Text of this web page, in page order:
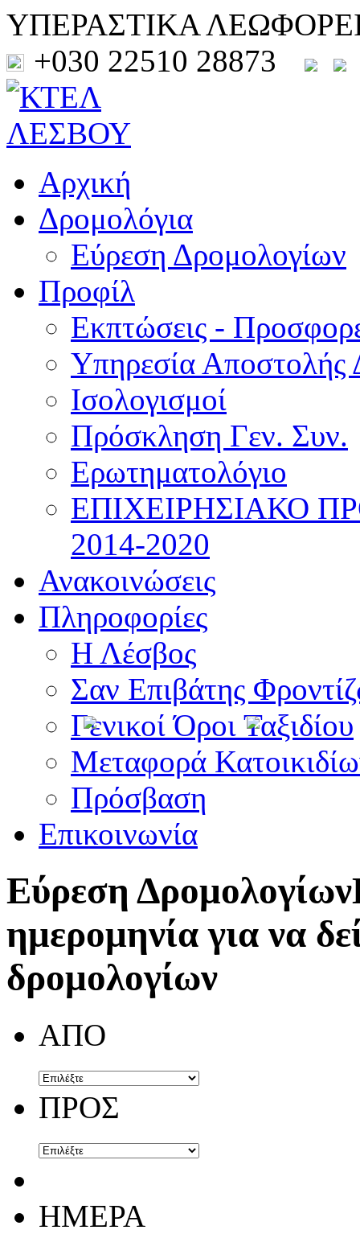
ΥΠΕΡΑΣΤΙΚΑ
+030 22510 28873
Αρχική
Δρομολόγια
Εύρεση Δρομολογίων
Προφίλ
Εκπτώσεις -
Υπηρεσία Αποστολής
Ισολογισμοί
Πρόσκληση Γεν. Συν.
Ερωτηματολόγιο
ΕΠΙΧΕΙΡΗΣΙΑΚΟ
2014-2020
Ανακοινώσεις
Πληροφορίες
Η Λέσβος
Σαν Επιβάτης
Γενικοί Όροι Ταξιδίου
Μεταφορά
Πρόσβαση
Επικοινωνία
Εύρεση Δρομολογίων
ημερομηνία για να
δρομολογίων
ΑΠΟ
ΠΡΟΣ
ΗΜΕΡΑ